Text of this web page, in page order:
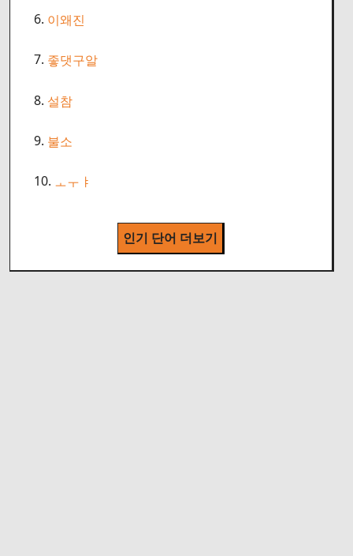
6. 이왜진
7. 좋댓구알
8. 설참
9. 불소
10. ㅗㅜㅑ
인기 단어 더보기